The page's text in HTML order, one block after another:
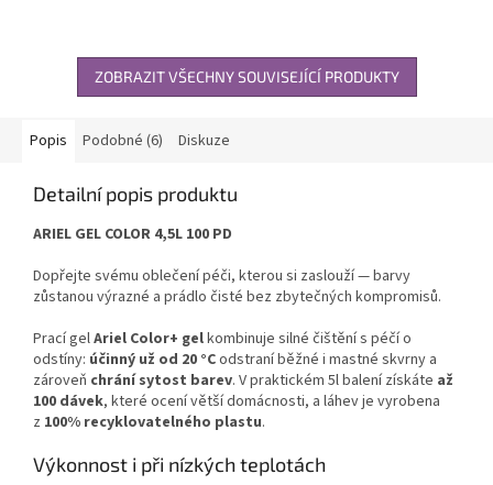
ZOBRAZIT VŠECHNY SOUVISEJÍCÍ PRODUKTY
Popis Podobné (6) Diskuze
Detailní popis produktu
ARIEL GEL COLOR 4,5L 100 PD
Dopřejte svému oblečení péči, kterou si zaslouží — barvy
zůstanou výrazné a prádlo čisté bez zbytečných kompromisů.
Prací gelAriel Color+ gelkombinuje silné čištění s péčí o
odstíny: účinný už od 20 °Codstraní běžné i mastné skvrny a
zároveň chrání sytost barev. V praktickém 5l balení získáte až
100 dávek, které ocení větší domácnosti, a láhev je vyrobena
z 100% recyklovatelného plastu.
Výkonnost i při nízkých teplotách